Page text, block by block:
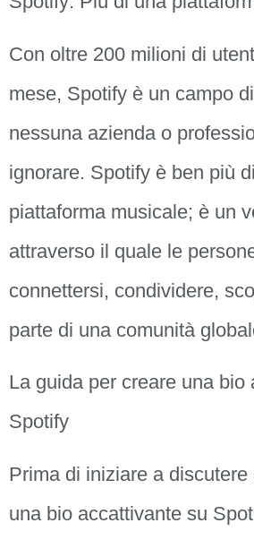
Con oltre 200 milioni di
mese, Spotify è un campo
nessuna azienda o
ignorare. Spotify è ben più
piattaforma musicale; è un
attraverso il quale le
connettersi, condividere,
parte di una comunità
La guida per creare una bio
Spotify
Prima di iniziare a
una bio accattivante su